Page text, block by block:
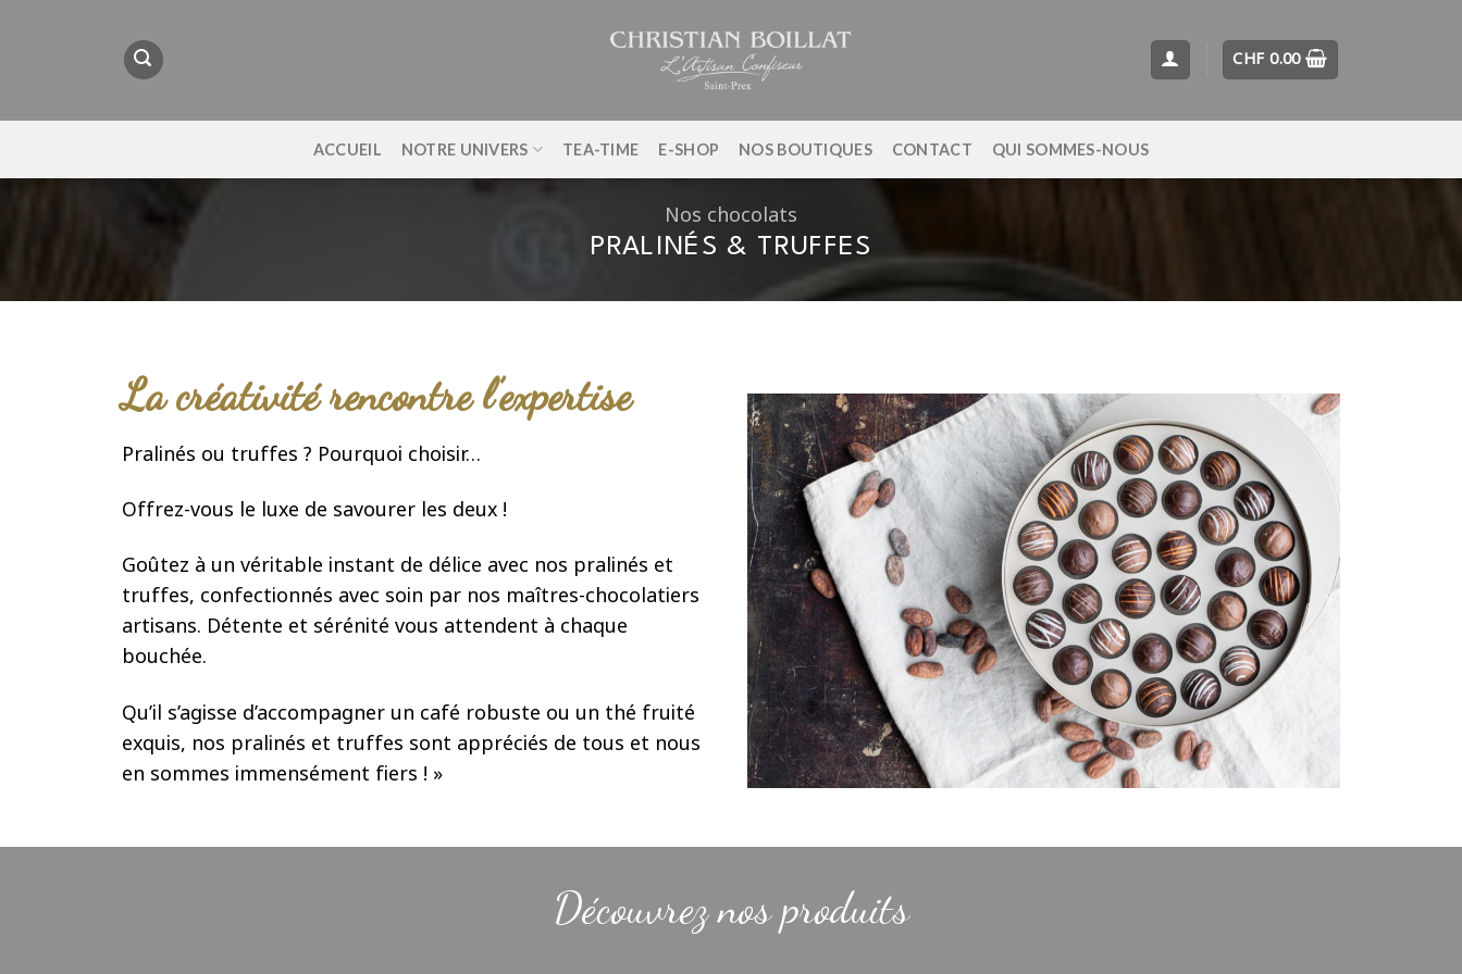
CHF 0.00
ACCUEIL NOTRE UNIVERS TEA-TIME E-SHOP NOS BOUTIQUES CONTACT QUI SOMMES-NOUS
Nos chocolats
PRALINÉS & TRUFFES
La créativité rencontre l’expertise
Pralinés ou truffes ? Pourquoi choisir…
Offrez-vous le luxe de savourer les deux !
Goûtez à un véritable instant de délice avec nos pralinés et
truffes, confectionnés avec soin par nos maîtres-chocolatiers
artisans. Détente et sérénité vous attendent à chaque
bouchée.
Qu’il s’agisse d’accompagner un café robuste ou un thé fruité
exquis, nos pralinés et truffes sont appréciés de tous et nous
en sommes immensément fiers ! »
Découvrez nos produits